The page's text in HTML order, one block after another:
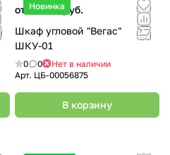
Новинка
от 12 620 руб.
Шкаф угловой "Вегас"
ШКУ-01
0 0
Нет в наличии
Арт. ЦБ-00056875
В корзину